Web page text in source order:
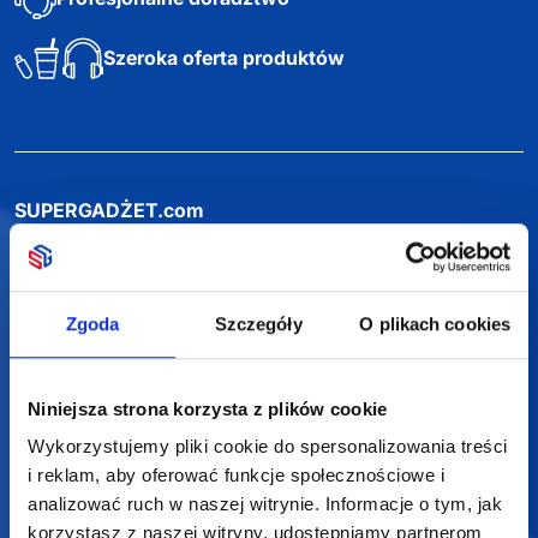
Zgoda Szczegóły O plikach cookies
Niniejsza strona korzysta z plików cookie
Wykorzystujemy pliki cookie do spersonalizowania treści
i reklam, aby oferować funkcje społecznościowe i
analizować ruch w naszej witrynie. Informacje o tym, jak
korzystasz z naszej witryny, udostępniamy partnerom
Darmowa wizualizacja
SUPERGADŻET.com
62-586 Rzgów
NIP: 6652893990
KONTAKT
+48 601 072 064